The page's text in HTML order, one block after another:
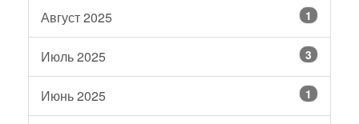
Август 2025 1
Июль 2025 3
Июнь 2025 1